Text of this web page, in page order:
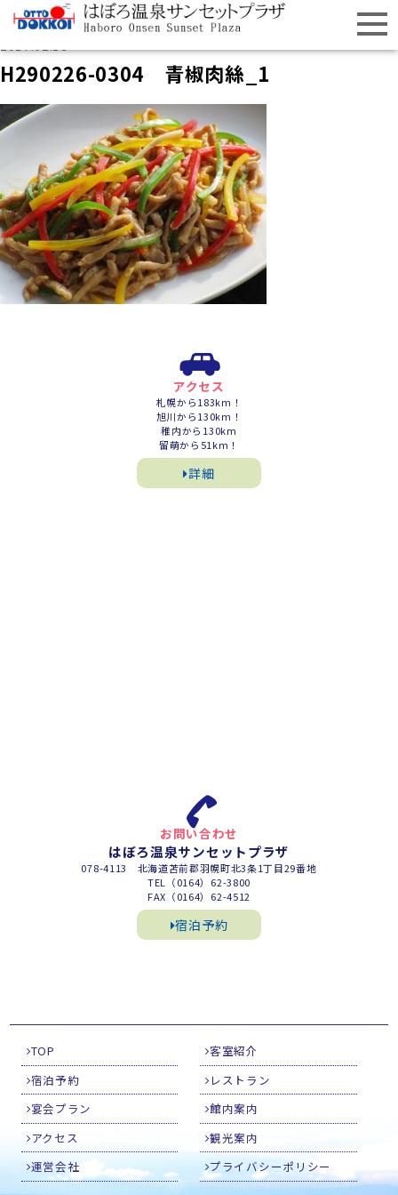
H290226-0304 青椒肉絲_1
アクセス
札幌から183km！
旭川から130km！
稚内から130km
留萌から51km！
詳細
お問い合わせ
はぼろ温泉サンセットプラザ
078-4113 北海道苫前郡羽幌町北3条1丁目29番地
TEL（0164）62-3800
FAX（0164）62-4512
宿泊予約
TOP
客室紹介
宿泊予約
レストラン
宴会プラン
館内案内
アクセス
観光案内
運営会社
プライバシーポリシー